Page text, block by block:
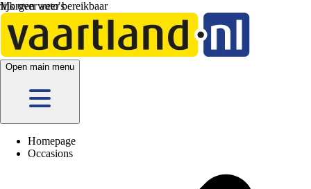
Morgen weer bereikbaar
Open main menu
Homepage
Occasions